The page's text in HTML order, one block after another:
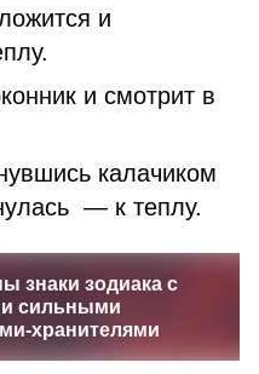
и
и смотрит в
калачиком
— к теплу.
знаки зодиака с
сильными
хранителями